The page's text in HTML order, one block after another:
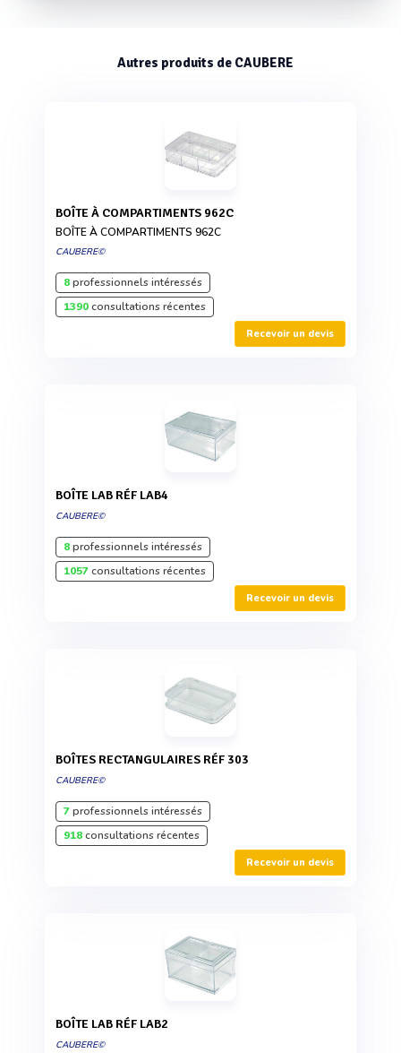
Autres produits de CAUBERE
BOÎTE À COMPARTIMENTS 962C
BOÎTE À COMPARTIMENTS 962C
CAUBERE©
8professionnels intéressés
1390consultations récentes
Recevoir un devis
BOÎTE LAB RÉF LAB4
CAUBERE©
8professionnels intéressés
1057consultations récentes
Recevoir un devis
BOÎTES RECTANGULAIRES RÉF 303
CAUBERE©
7professionnels intéressés
918consultations récentes
Recevoir un devis
BOÎTE LAB RÉF LAB2
CAUBERE©